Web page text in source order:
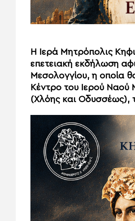
Η Ιερά Μητρόπολις
επετειακή εκδήλωση
Μεσολογγίου, η οποία
Κέντρο του Ιερού
(Χλόης και Οδυσσέως),